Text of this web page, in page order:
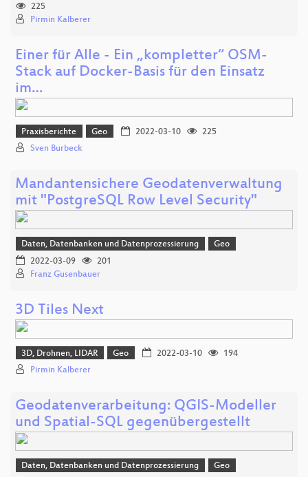
225
Pirmin Kalberer
Einer für Alle - Ein „kompletter“ OSM-
Stack auf Docker-Basis für den Einsatz
im…
Praxisberichte Geo 2022-03-10
225
Sven Burbeck
Mandantensichere Geodatenverwaltung
mit "PostgreSQL Row Level Security"
Daten, Datenbanken und Datenprozessierung
Geo
2022-03-09
201
Franz Gusenbauer
3D Tiles Next
3D, Drohnen, LIDAR Geo 2022-03-10
194
Pirmin Kalberer
Geodatenverarbeitung: QGIS-Modeller
und Spatial-SQL gegenübergestellt
Daten, Datenbanken und Datenprozessierung
Geo